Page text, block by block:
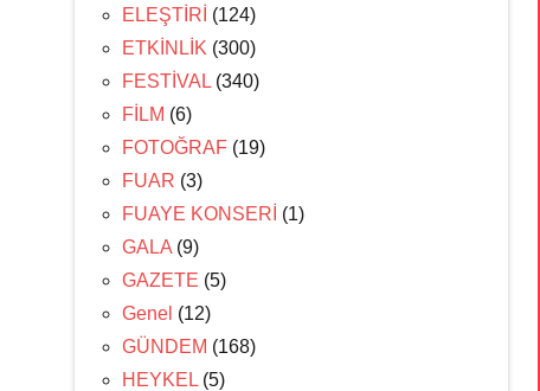
ELEŞTİRİ (124)
ETKİNLİK (300)
FESTİVAL (340)
FİLM (6)
FOTOĞRAF (19)
FUAR (3)
FUAYE KONSERİ (1)
GALA (9)
GAZETE (5)
Genel (12)
GÜNDEM (168)
HEYKEL (5)